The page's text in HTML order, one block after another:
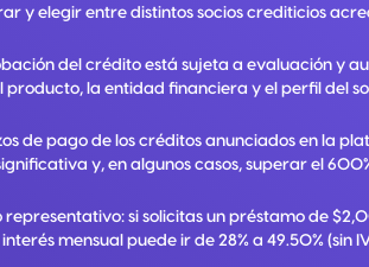
y elegir entre distintos socios crediticios
del crédito está sujeta a evaluación y
producto, la entidad financiera y el perfil del
de pago de los créditos anunciados en la
y, en algunos casos, superar el
representativo: si solicitas un préstamo de
mensual puede ir de 28% a 49.50%